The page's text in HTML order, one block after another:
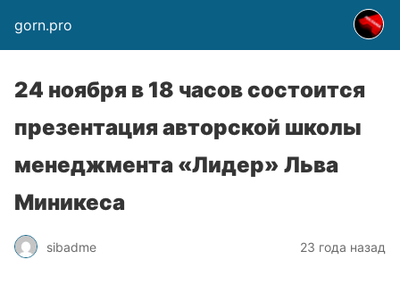
gorn.pro
24 ноября в 18 часов состоится
презентация авторской школы
менеджмента «Лидер» Льва
Миникеса
sibadme 23 года назад